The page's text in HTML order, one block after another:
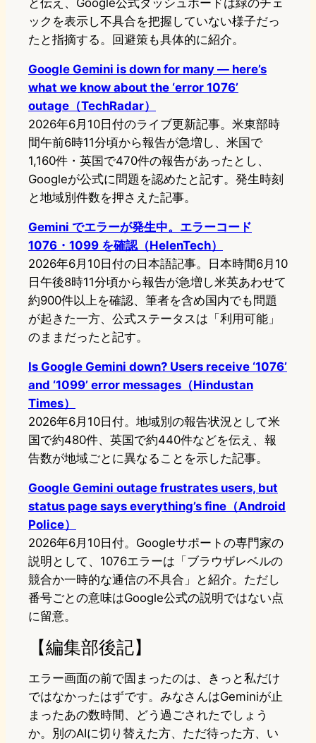
ックを表示し不具合を把握していない様子だっ
たと指摘する。回避策も具体的に紹介。
Google Gemini is down for many — here’s
what we know about the ‘error 1076’
outage（TechRadar）
2026年6月10日付のライブ更新記事。米東部時
間午前6時11分頃から報告が急増し、米国で
1,160件・英国で470件の報告があったとし、
Googleが公式に問題を認めたと記す。発生時刻
と地域別件数を押さえた記事。
Gemini でエラーが発生中。エラーコード
1076・1099 を確認（HelenTech）
2026年6月10日付の日本語記事。日本時間6月10
日午後8時11分頃から報告が急増し米英あわせて
約900件以上を確認、筆者を含め国内でも問題
が起きた一方、公式ステータスは「利用可能」
のままだったと記す。
Is Google Gemini down? Users receive ‘1076’
and ‘1099’ error messages（Hindustan
Times）
2026年6月10日付。地域別の報告状況として米
国で約480件、英国で約440件などを伝え、報
告数が地域ごとに異なることを示した記事。
Google Gemini outage frustrates users, but
status page says everything’s fine（Android
Police）
2026年6月10日付。Googleサポートの専門家の
説明として、1076エラーは「ブラウザレベルの
競合か一時的な通信の不具合」と紹介。ただし
番号ごとの意味はGoogle公式の説明ではない点
に留意。
【編集部後記】
エラー画面の前で固まったのは、きっと私だけ
ではなかったはずです。みなさんはGeminiが止
まったあの数時間、どう過ごされたでしょう
か。別のAIに切り替えた方、ただ待った方、い